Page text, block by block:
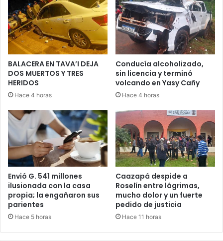
BALACERA EN TAVA’I DEJA
DOS MUERTOS Y TRES
HERIDOS
Hace 4 horas
Conducía alcoholizado,
sin licencia y terminó
volcando en Yasy Cañy
Hace 4 horas
Envió G. 541 millones
ilusionada con la casa
propia; la engañaron sus
parientes
Hace 5 horas
Caazapá despide a
Roselín entre lágrimas,
mucho dolor y un fuerte
pedido de justicia
Hace 11 horas